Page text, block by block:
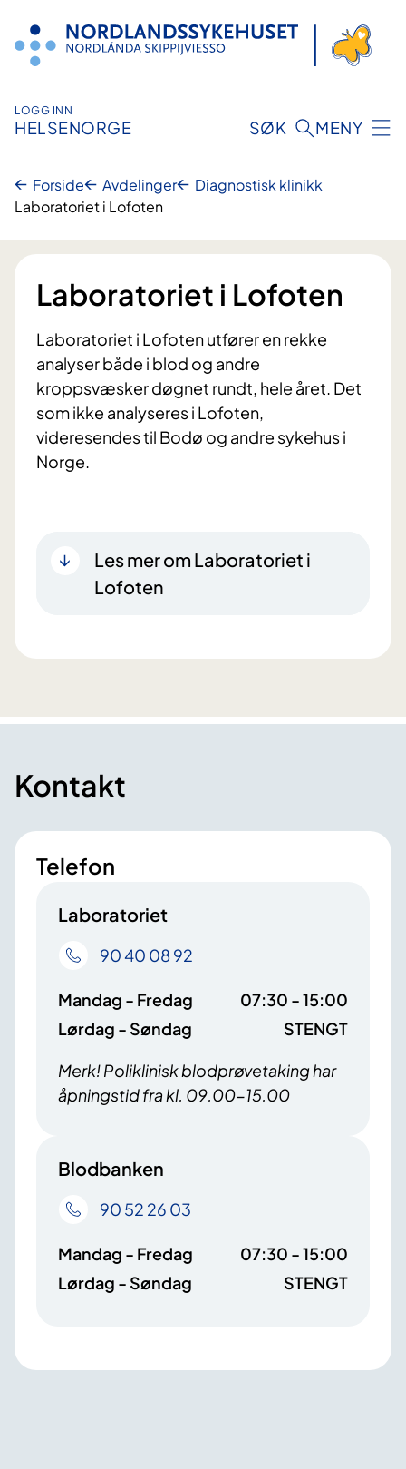
innhold
LOGG INN
HELSENORGE SØK MENY
Forside Avdelinger
Diagnostisk klinikk
Laboratoriet i Lofoten
Laboratoriet i Lofoten
Laboratoriet i Lofoten utfører en rekke
analyser både i blod og andre
kroppsvæsker døgnet rundt, hele året. Det
som ikke analyseres i Lofoten,
videresendes til Bodø og andre sykehus i
Norge.
Les mer om Laboratoriet i
Lofoten
Kontakt
Telefon
Laboratoriet
90 40 08 92
Mandag - Fredag
07:30 - 15:00
Lørdag - Søndag
STENGT
Merk! Poliklinisk blodprøvetaking har
åpningstid fra kl. 09.00-15.00
Blodbanken
90 52 26 03
Mandag - Fredag
07:30 - 15:00
Lørdag - Søndag
STENGT